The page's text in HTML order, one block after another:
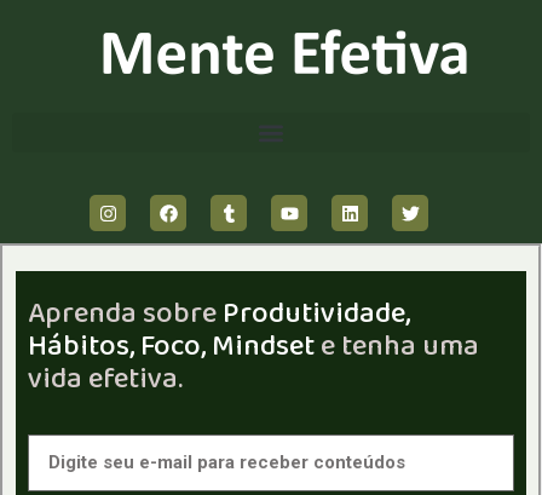
Aprenda sobre Produtividade,
Hábitos, Foco, Mindsete tenha uma
vida efetiva.